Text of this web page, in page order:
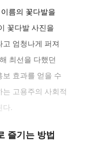
름의 꽃다발을
꽃다발 사진을
엄청나게 퍼져
최선을 다했던
보 효과를 얻을 수
고용주의 사회적
다.
즐기는 방법